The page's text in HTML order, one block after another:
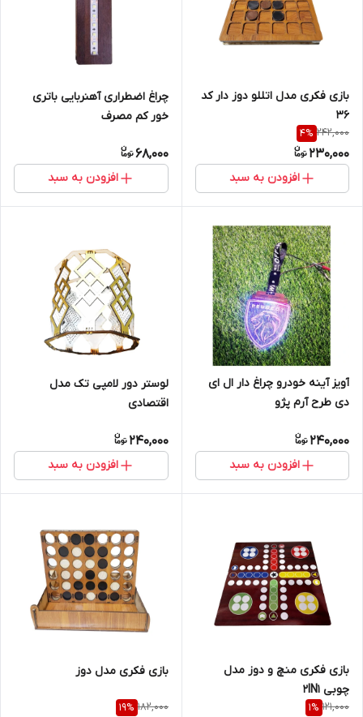
بازی فکری مدل اتللو دوز دار کد
36
242,000
4%
230,000
افزودن به سبد
چراغ اضطراری آهنربایی باتری
خور کم مصرف
68,000
افزودن به سبد
آویز آینه خودرو چراغ دار ال ای
دی طرح آرم پژو
240,000
افزودن به سبد
لوستر دور لامپی تک مدل
اقتصادی
240,000
افزودن به سبد
بازی فکری منچ و دوز مدل
چوبی 2IN1
121,000
1%
بازی فکری مدل دوز
182,000
19%